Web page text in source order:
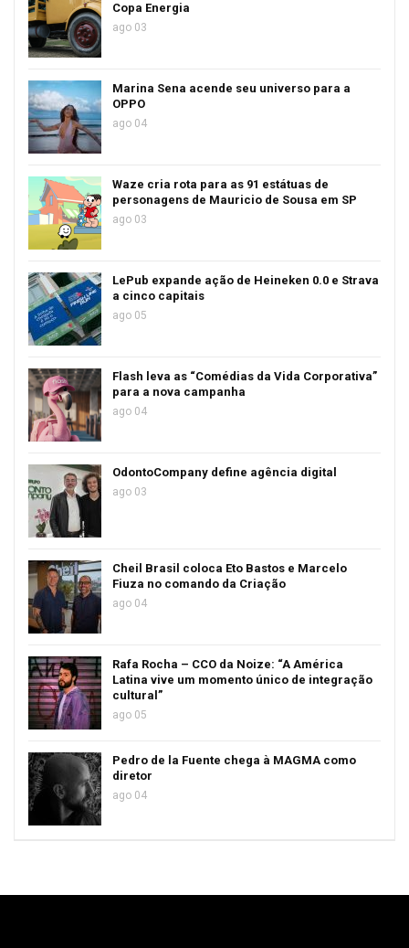
Copa Energia
ago 03
Marina Sena acende seu universo para a
OPPO
ago 04
Waze cria rota para as 91 estátuas de
personagens de Mauricio de Sousa em SP
ago 03
LePub expande ação de Heineken 0.0 e Strava
a cinco capitais
ago 05
Flash leva as “Comédias da Vida Corporativa”
para a nova campanha
ago 04
OdontoCompany define agência digital
ago 03
Cheil Brasil coloca Eto Bastos e Marcelo
Fiuza no comando da Criação
ago 04
Rafa Rocha – CCO da Noize: “A América
Latina vive um momento único de integração
cultural”
ago 05
Pedro de la Fuente chega à MAGMA como
diretor
ago 04